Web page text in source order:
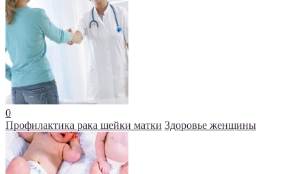
0
Профилактика рака шейки матки Здоровье женщины